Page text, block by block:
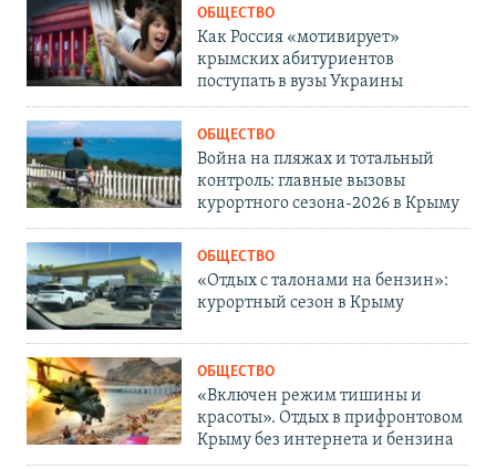
ОБЩЕСТВО
Как Россия «мотивирует»
крымских абитуриентов
поступать в вузы Украины
ОБЩЕСТВО
Война на пляжах и тотальный
контроль: главные вызовы
курортного сезона-2026 в Крыму
ОБЩЕСТВО
«Отдых с талонами на бензин»:
курортный сезон в Крыму
ОБЩЕСТВО
«Включен режим тишины и
красоты». Отдых в прифронтовом
Крыму без интернета и бензина